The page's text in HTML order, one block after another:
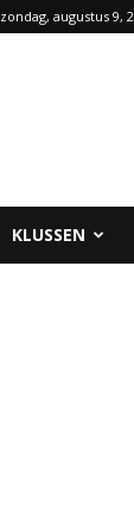
zondag, augustus 9,
KLUSSEN